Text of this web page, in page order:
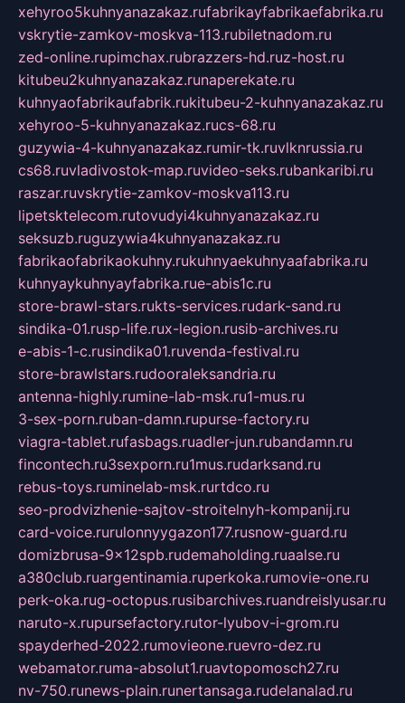
xehyroo5kuhnyanazakaz.rufabrikayfabrikaefabrika.ru
vskrytie-zamkov-moskva-113.rubiletnadom.ru
zed-online.rupimchax.rubrazzers-hd.ruz-host.ru
kitubeu2kuhnyanazakaz.runaperekate.ru
kuhnyaofabrikaufabrik.rukitubeu-2-kuhnyanazakaz.ru
xehyroo-5-kuhnyanazakaz.rucs-68.ru
guzywia-4-kuhnyanazakaz.rumir-tk.ruvlknrussia.ru
cs68.ruvladivostok-map.ruvideo-seks.rubankaribi.ru
raszar.ruvskrytie-zamkov-moskva113.ru
lipetsktelecom.rutovudyi4kuhnyanazakaz.ru
seksuzb.ruguzywia4kuhnyanazakaz.ru
fabrikaofabrikaokuhny.rukuhnyaekuhnyaafabrika.ru
kuhnyaykuhnyayfabrika.rue-abis1c.ru
store-brawl-stars.rukts-services.rudark-sand.ru
sindika-01.rusp-life.rux-legion.rusib-archives.ru
e-abis-1-c.rusindika01.ruvenda-festival.ru
store-brawlstars.rudooraleksandria.ru
antenna-highly.rumine-lab-msk.ru1-mus.ru
3-sex-porn.ruban-damn.rupurse-factory.ru
viagra-tablet.rufasbags.ruadler-jun.rubandamn.ru
fincontech.ru3sexporn.ru1mus.rudarksand.ru
rebus-toys.ruminelab-msk.rurtdco.ru
seo-prodvizhenie-sajtov-stroitelnyh-kompanij.ru
card-voice.rurulonnyygazon177.rusnow-guard.ru
domizbrusa-9x12spb.rudemaholding.ruaalse.ru
a380club.ruargentinamia.ruperkoka.rumovie-one.ru
perk-oka.rug-octopus.rusibarchives.ruandreislyusar.ru
naruto-x.rupursefactory.rutor-lyubov-i-grom.ru
spayderhed-2022.rumovieone.ruevro-dez.ru
webamator.ruma-absolut1.ruavtopomosch27.ru
nv-750.runews-plain.runertansaga.rudelanalad.ru